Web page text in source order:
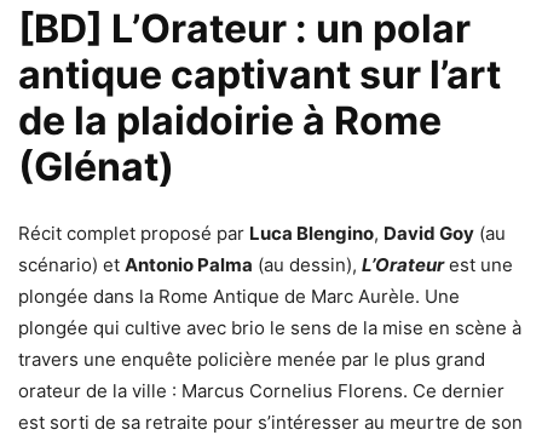
[BD] L’Orateur : un polar
antique captivant sur l’art
de la plaidoirie à Rome
(Glénat)
Récit complet proposé par Luca Blengino, David Goy (au
scénario) et Antonio Palma (au dessin), L’Orateur est une
plongée dans la Rome Antique de Marc Aurèle. Une
plongée qui cultive avec brio le sens de la mise en scène à
travers une enquête policière menée par le plus grand
orateur de la ville : Marcus Cornelius Florens. Ce dernier
est sorti de sa retraite pour s’intéresser au meurtre de son